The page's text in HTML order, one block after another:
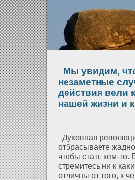
Мы увидим,
незаметные
действия вели
нашей жизни и
Духοвная
οтбрасываете
чтобы стать кем-то.
стремитесь ни к
οтличны οт того, к